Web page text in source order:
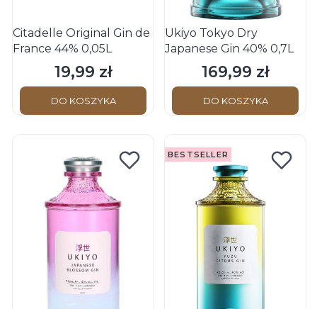
Citadelle Original Gin de
France 44% 0,05L
Cena
19,99 zł
DO KOSZYKA
Ukiyo Tokyo Dry
Japanese Gin 40% 0,7L
Cena
169,99 zł
DO KOSZYKA
BESTSELLER